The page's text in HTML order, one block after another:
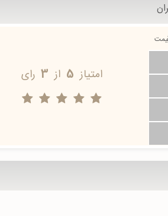
امتیاز 5 از 3 رای